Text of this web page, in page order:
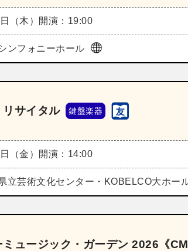
（木） 開演：19:00
ンフォニーホール
サイタル 鍵盤楽器
（金） 開演：14:00
立芸術文化センター・KOBELCO大ホー
ュージック・ガーデン 2026《